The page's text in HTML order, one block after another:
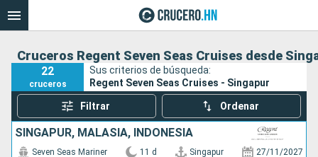
Cruceros Regent Seven Seas Cruises desde
22
cruceros
Sus criterios de búsqueda:
Regent Seven Seas Cruises - Singapur
Filtrar Ordenar
SINGAPUR, MALASIA, INDONESIA
Seven Seas Mariner 11 d Singapur 27/11/2027